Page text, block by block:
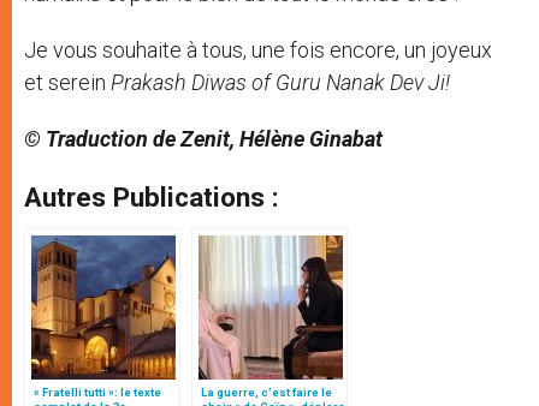
Je vous souhaite à tous, une fois encore, un joyeux
et serein Prakash Diwas of Guru Nanak Dev Ji!
© Traduction de Zenit, Hélène Ginabat
Autres Publications :
« Fratelli tutti »: le texte
La guerre, c’est faire le